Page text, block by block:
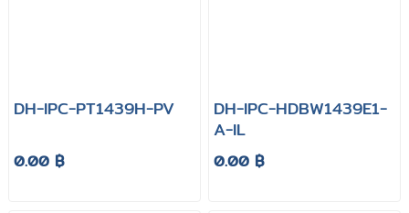
DH-IPC-PT1439H-PV
0.00 ฿
DH-IPC-HDBW1439E1-
A-IL
0.00 ฿